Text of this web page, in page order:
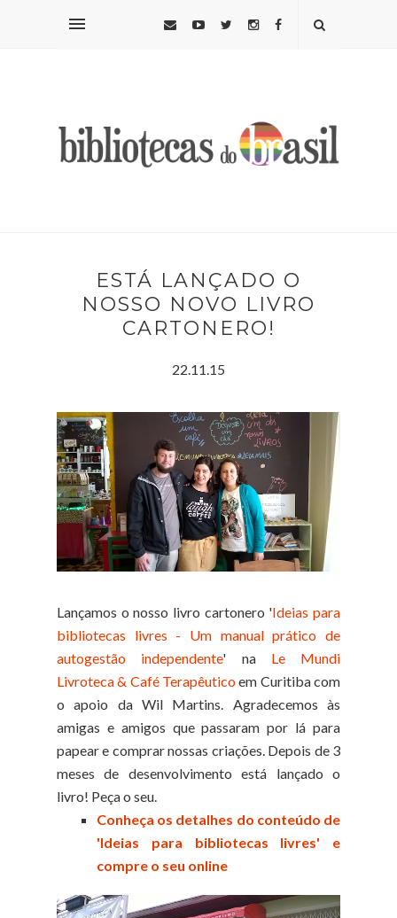
ESTÁ LANÇADO O
NOSSO NOVO LIVRO
CARTONERO!
22.11.15
Lançamos o nosso livro cartonero 'Ideias para
bibliotecas livres - Um manual prático de
autogestão independente' na Le Mundi
Livroteca & Café Terapêuticoem Curitiba com
o apoio da Wil Martins. Agradecemos às
amigas e amigos que passaram por lá para
papear e comprar nossas criações. Depois de 3
meses de desenvolvimento está lançado o
livro! Peça o seu.
Conheça os detalhes do conteúdo de
'Ideias para bibliotecas livres' e
compre o seu online